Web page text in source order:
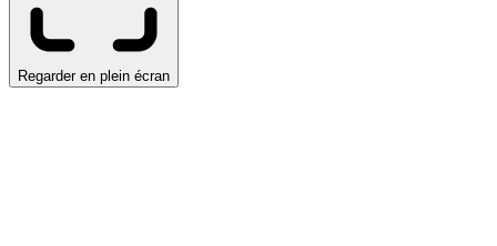
Regarder en plein écran